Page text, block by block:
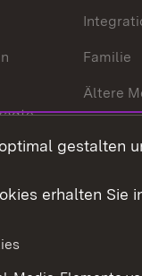
Familie
Ältere
gestalten
erhalten Sie